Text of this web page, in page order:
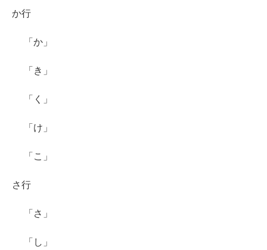
か行
「か」
「き」
「く」
「け」
「こ」
さ行
「さ」
「し」